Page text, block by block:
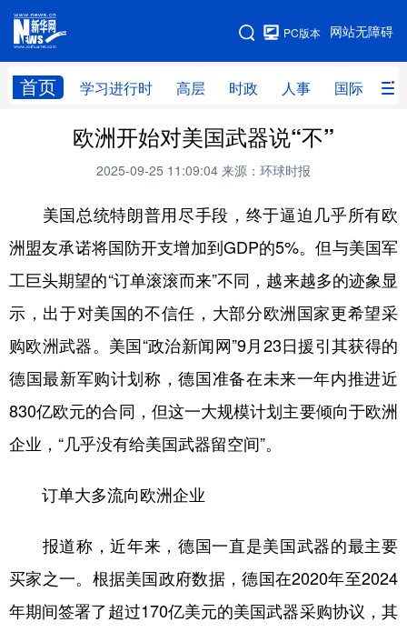
网站无障碍
PC版本
首页 学习进行时 高层 时政 人事 国际 财
网站地图
学习进行时 高层 时政
财经 网评
台湾 思客智库 全球连线 教育
科技 科创 量子 体育
文化 书画 健康 军事
食品 人居 信息化 数字经济
学术中国 乡村振兴 银龄
公益 一带一路 亚太网 上市公司
欧洲开始对美国武器说“不”
2025-09-25 11:09:04 来源：环球时报
美国总统特朗普用尽手段，终于逼迫几乎所有欧
洲盟友承诺将国防开支增加到GDP的5%。但与美国军
工巨头期望的“订单滚滚而来”不同，越来越多的迹象显
示，出于对美国的不信任，大部分欧洲国家更希望采
购欧洲武器。美国“政治新闻网”9月23日援引其获得的
德国最新军购计划称，德国准备在未来一年内推进近
830亿欧元的合同，但这一大规模计划主要倾向于欧洲
企业，“几乎没有给美国武器留空间”。
订单大多流向欧洲企业
报道称，近年来，德国一直是美国武器的最主要
买家之一。根据美国政府数据，德国在2020年至2024
年期间签署了超过170亿美元的美国武器采购协议，其